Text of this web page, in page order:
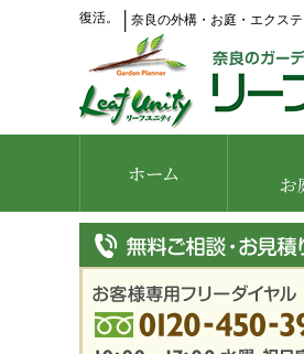
復活。 奈良の外構・お庭・エクス